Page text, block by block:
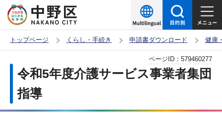
の
ー
トップページ くらし・手続き 申請書ダウンロード 健康
か
令和5年度介護サービス事業者集団
指導
ページID： 579460277